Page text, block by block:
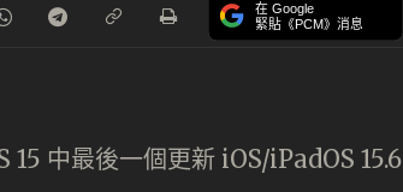
在 Google
緊貼《PCM》消息
中最後一個更新 iOS/iPadOS 15.6